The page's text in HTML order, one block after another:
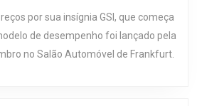
PARA
2018
VAUXHALL
INSIGNIA
GSI
PARA
por sua insígnia GSI, que começa
de desempenho foi lançado pela
no Salão Automóvel de Frankfurt.